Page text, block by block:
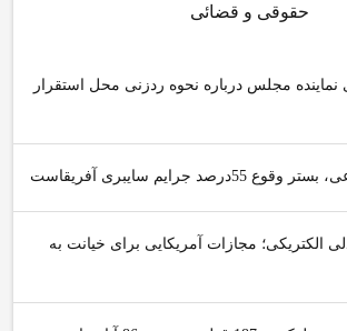
حقوقی و قضائی
نماینده مجلس درباره نحوه ردزنی محل استقرار
جرایم سایبری آفریقاست
الکتریکی؛ مجازات آمریکایی برای خیانت به